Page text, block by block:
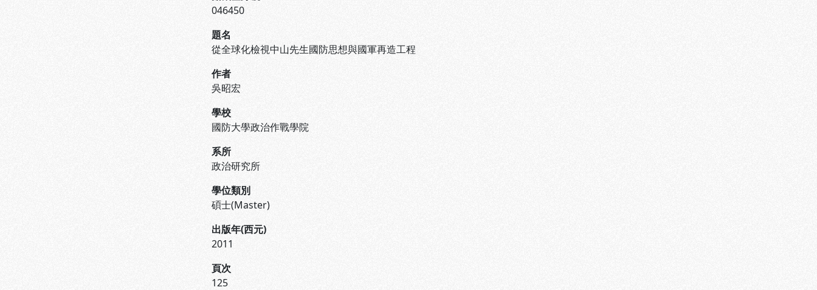
046450
題名
從全球化檢視中山先生國防思想與國軍再造工程
作者
吳昭宏
學校
國防大學政治作戰學院
系所
政治研究所
學位類別
碩士(Master)
出版年(西元)
2011
頁次
125